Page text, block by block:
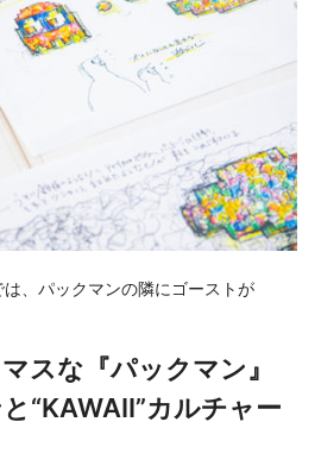
、パックマンの隣にゴーストが
スな『パックマン』
“KAWAII”カルチャー